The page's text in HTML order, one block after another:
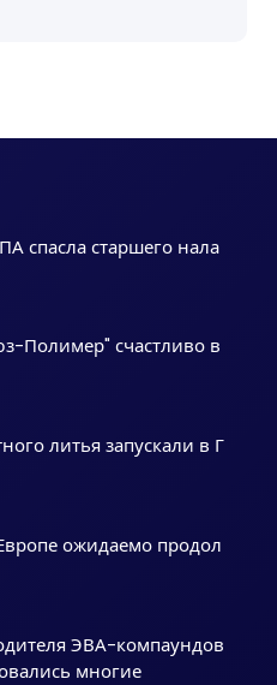
спасла старшего нала
Полимер" счастливо в
литья запускали в Г
ожидаемо продол
ЭВА-компаундов
многие